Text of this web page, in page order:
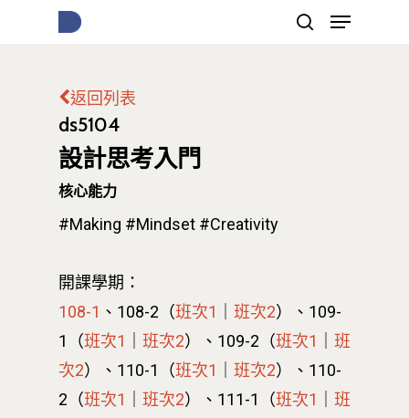
按下Enter開始搜尋，或Esc關閉跳窗
返回列表
ds5104
設計思考入門
核心能力
#Making #Mindset #Creativity
開課學期：
108-1 、108-2（班次1 班次2）
、109-
1（班次1 班次2） 、109-2（班次1
班
次2） 、110-1（班次1 班次2）
、110-
2（班次1 班次2） 、111-1（班次1
班